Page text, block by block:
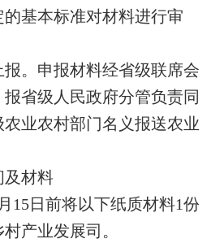
基本标准对材料进行审
。 申报材料经省级联席会
省级人民政府分管负责同
业农村部门名义报送农业
材料
15日 前将以下纸质材料1份
产业发展司。